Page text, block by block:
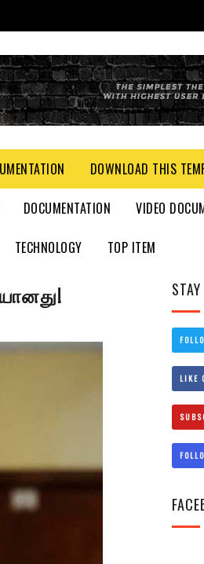
DOWNLOAD THIS
DOCUMENTATION VIDEO
TECHNOLOGY TOP ITEM
LIKE